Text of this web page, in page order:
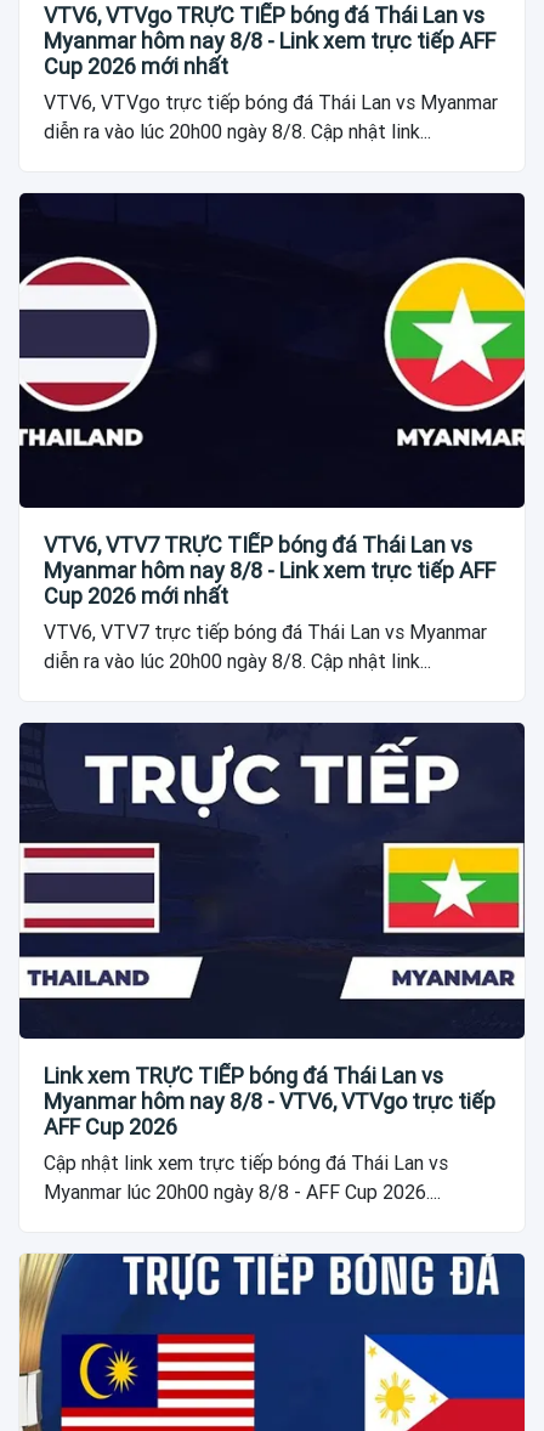
VTV6, VTVgo TRỰC TIẾP bóng đá Thái Lan vs
Myanmar hôm nay 8/8 - Link xem trực tiếp AFF
Cup 2026 mới nhất
VTV6, VTVgo trực tiếp bóng đá Thái Lan vs Myanmar
diễn ra vào lúc 20h00 ngày 8/8. Cập nhật link...
VTV6, VTV7 TRỰC TIẾP bóng đá Thái Lan vs
Myanmar hôm nay 8/8 - Link xem trực tiếp AFF
Cup 2026 mới nhất
VTV6, VTV7 trực tiếp bóng đá Thái Lan vs Myanmar
diễn ra vào lúc 20h00 ngày 8/8. Cập nhật link...
Link xem TRỰC TIẾP bóng đá Thái Lan vs
Myanmar hôm nay 8/8 - VTV6, VTVgo trực tiếp
AFF Cup 2026
Cập nhật link xem trực tiếp bóng đá Thái Lan vs
Myanmar lúc 20h00 ngày 8/8 - AFF Cup 2026....